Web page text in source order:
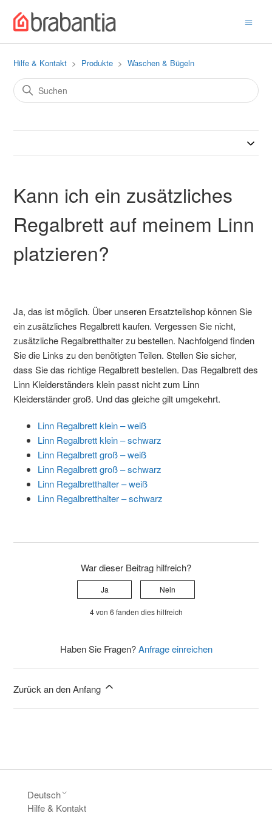
Hilfe & Kontakt Produkte Waschen & Bügeln
Kann ich ein zusätzliches
Regalbrett auf meinem Linn
platzieren?
Ja, das ist möglich. Über unseren Ersatzteilshop können Sie
ein zusätzliches Regalbrett kaufen. Vergessen Sie nicht,
zusätzliche Regalbretthalter zu bestellen. Nachfolgend finden
Sie die Links zu den benötigten Teilen. Stellen Sie sicher,
dass Sie das richtige Regalbrett bestellen. Das Regalbrett des
Linn Kleiderständers klein passt nicht zum Linn
Kleiderständer groß. Und das gleiche gilt umgekehrt.
Linn Regalbrett klein – weiß
Linn Regalbrett klein – schwarz
Linn Regalbrett groß – weiß
Linn Regalbrett groß – schwarz
Linn Regalbretthalter – weiß
Linn Regalbretthalter – schwarz
War dieser Beitrag hilfreich?
Ja Nein
4 von 6 fanden dies hilfreich
Haben Sie Fragen?Anfrage einreichen
Zurück an den Anfang
Deutsch
Hilfe & Kontakt